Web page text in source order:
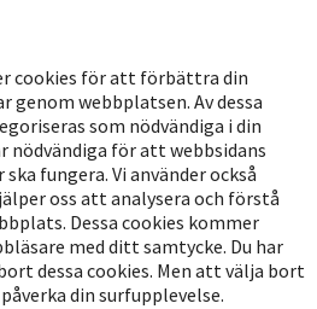
cookies för att förbättra din
genom webbplatsen. Av dessa
som nödvändiga i din
nödvändiga för att webbsidans
fungera. Vi använder också
oss att analysera och förstå
Dessa cookies kommer
med ditt samtycke. Du har
dessa cookies. Men att välja bort
din surfupplevelse.